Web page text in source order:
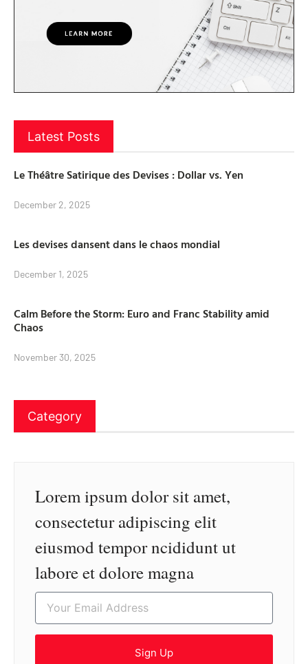
Latest Posts
Le Théâtre Satirique des Devises : Dollar vs. Yen
December 2, 2025
Les devises dansent dans le chaos mondial
December 1, 2025
Calm Before the Storm: Euro and Franc Stability amid
Chaos
November 30, 2025
Category
Lorem ipsum dolor sit amet,
consectetur adipiscing elit
eiusmod tempor ncididunt ut
labore et dolore magna
Sign Up